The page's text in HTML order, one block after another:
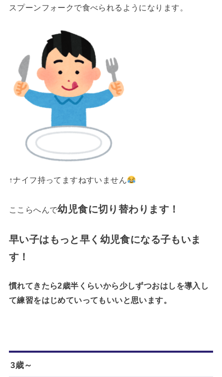
スプーンフォークで食べられるようになります。
↑ナイフ持ってますねすいません
ここらへんで幼児食に切り替わります！
早い子はもっと早く幼児食になる子もいま
す！
慣れてきたら2歳半くらいから少しずつおはしを導入し
て練習をはじめていってもいいと思います。
3歳～